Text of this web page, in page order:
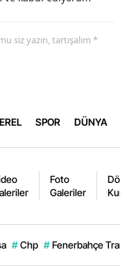
siz yazın, tartışalım *
SPOR DÜNYA
Foto
Galeriler
# Chp # Fenerbahçe